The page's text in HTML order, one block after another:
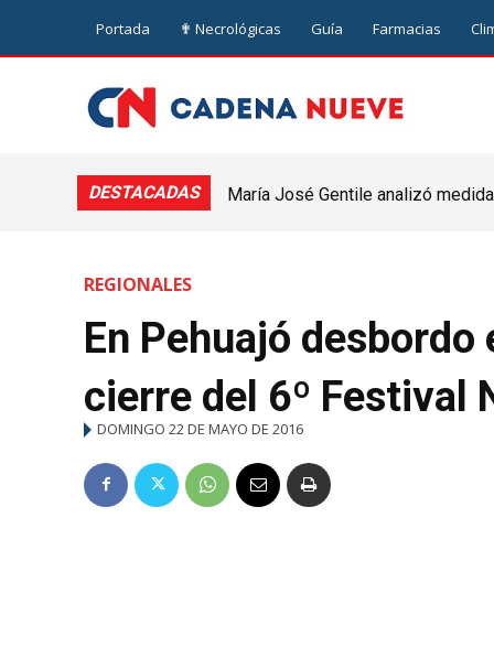
Portada ✟ Necrológicas Guía Farmacias
DESTACADAS
María José Gentile analizó
REGIONALES
En Pehuajó
cierre del 6º Festival
DOMINGO 22 DE MAYO DE 2016